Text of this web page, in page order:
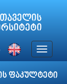
Toggle
ფაკულტეტი